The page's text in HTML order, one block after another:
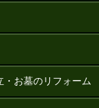
・お墓のリフォーム